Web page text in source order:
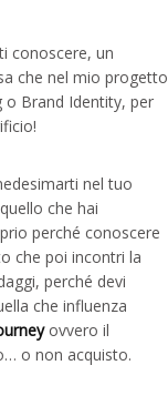
conoscere, un
che nel mio progetto
o Brand Identity, per
nel tuo
che hai
perché conoscere
che poi incontri la
perché devi
che influenza
ovvero il
o non acquisto.